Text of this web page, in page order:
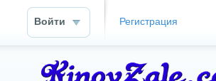
Войти Регистрация